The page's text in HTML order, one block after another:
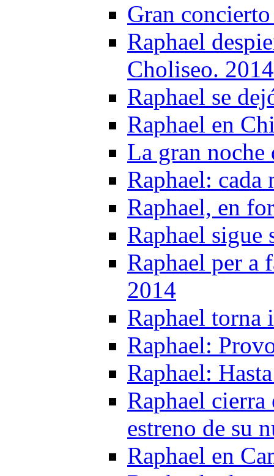
Gran
Raphael
Choliseo. 2014
Raphael se
Raphael en
La gran
Raphael: cada
Raphael, en
Raphael sigue
Raphael per a
2014
Raphael torna
Raphael:
Raphael:
Raphael
estreno de su
Raphael en